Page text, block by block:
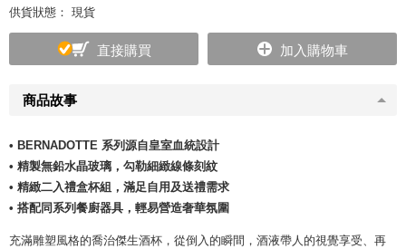
商品故事
• BERNADOTTE 系列源自皇室血統設計
• 精製無鉛水晶玻璃，勾勒細緻線條刻紋
• 精緻二入禮盒杯組，滿足自用及送禮需求
• 搭配同系列餐廚器具，輕易營造奢華氛圍
充滿雕塑風格的喬治傑生酒杯，從倒入的瞬間，酒液帶人的視覺享受、再
供貨狀態： 現貨
直接購買 加入購物車